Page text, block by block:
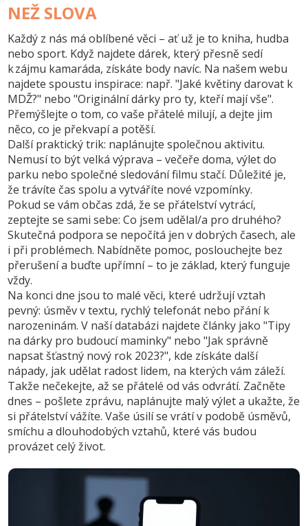
NEŽ SLOVA
Každý z nás má oblíbené věci – ať už je to kniha, hudba
nebo sport. Když najdete dárek, který přesně sedí
k zájmu kamaráda, získáte body navíc. Na našem webu
najdete spoustu inspirace: např. "Jaké květiny darovat k
MDŽ?" nebo "Originální dárky pro ty, kteří mají vše".
Přemýšlejte o tom, co vaše přátelé milují, a dejte jim
něco, co je překvapí a potěší.
Další praktický trik: naplánujte společnou aktivitu.
Nemusí to být velká výprava – večeře doma, výlet do
parku nebo společné sledování filmu stačí. Důležité je,
že trávíte čas spolu a vytváříte nové vzpomínky.
Pokud se vám občas zdá, že se přátelství vytrácí,
zeptejte se sami sebe: Co jsem udělal/a pro druhého?
Skutečná podpora se nepočítá jen v dobrých časech, ale
i při problémech. Nabídněte pomoc, poslouchejte bez
přerušení a buďte upřímní – to je základ, který funguje
vždy.
Na konci dne jsou to malé věci, které udržují vztah
pevný: úsměv v textu, rychlý telefonát nebo přání k
narozeninám. V naší databázi najdete články jako "Tipy
na dárky pro budoucí maminky" nebo "Jak správně
napsat šťastný nový rok 2023?", kde získáte další
nápady, jak udělat radost lidem, na kterých vám záleží.
Takže nečekejte, až se přátelé od vás odvrátí. Začněte
dnes – pošlete zprávu, naplánujte malý výlet a ukažte, že
si přátelství vážíte. Vaše úsilí se vrátí v podobě úsměvů,
smíchu a dlouhodobých vztahů, které vás budou
provázet celý život.